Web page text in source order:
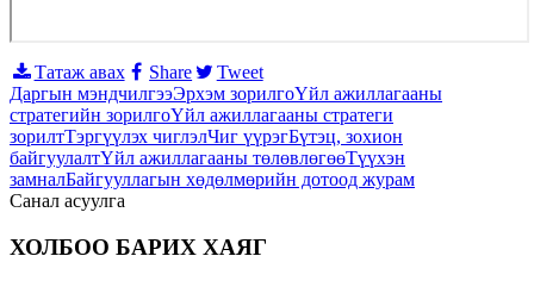
Татаж авах Share
Tweet
Даргын мэндчилгээЭрхэм зорилгоҮйл ажиллагааны
стратегийн зорилгоҮйл ажиллагааны стратеги
зорилтТэргүүлэх чиглэлЧиг үүрэгБүтэц, зохион
байгуулалтҮйл ажиллагааны төлөвлөгөөТүүхэн
замналБайгууллагын хөдөлмөрийн дотоод журам
Санал асуулга
ХОЛБОО БАРИХ ХАЯГ